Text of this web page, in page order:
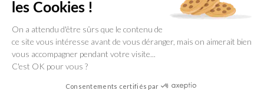
les Cookies !
On a attendu d'être sûrs que le contenu de
ce site vous intéresse avant de vous déranger, mais on aimerait bien
vous accompagner pendant votre visite...
C'est OK pour vous ?
Consentements certifiés par